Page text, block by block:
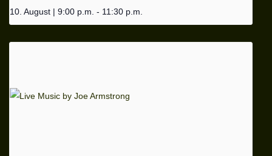
10. August | 9:00 p.m. - 11:30 p.m.